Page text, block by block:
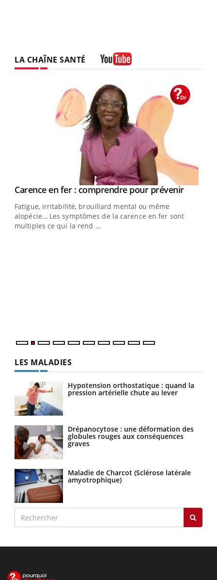
LA CHAÎNE SANTÉ
Youtube
Carence en fer : comprendre pour prévenirYoutube
Fatigue, irritabilité, brouillard mental ou même
alopécie… Les symptômes de la carence en fer sont
multiples ce qui la rend ...
LES MALADIES
Hypotension orthostatique : quand la
pression artérielle chute au lever
Drépanocytose : une déformation des
globules rouges aux conséquences
graves
Maladie de Charcot (Sclérose latérale
amyotrophique)